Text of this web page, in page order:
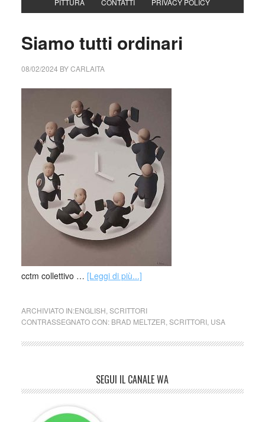
PITTURA CONTATTI PRIVACY POLICY
Siamo tutti ordinari
08/02/2024 BYCARLAITA
cctm collettivo … [Leggi di più...]
ARCHIVIATO IN:ENGLISH SCRITTORI
CONTRASSEGNATO CON: BRAD MELTZER SCRITTORI, USA
SEGUI IL CANALE WA